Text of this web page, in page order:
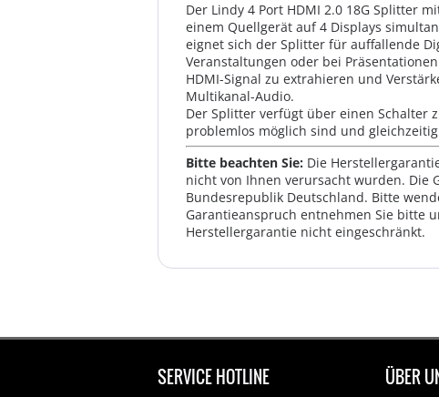
Der Lindy 4 Port HDMI 2.0 18G Splitter
einem Quellgerät auf 4 Displays
eignet sich der Splitter für auffallende
Veranstaltungen oder bei
HDMI-Signal zu extrahieren und
Multikanal-Audio.
Der Splitter verfügt über einen Schalter
problemlos möglich sind und
Bitte beachten Sie: Die
nicht von Ihnen verursacht wurden. Die
Bundesrepublik Deutschland. Bitte
Garantieanspruch entnehmen Sie bitte
Herstellergarantie nicht eingeschränkt.
SERVICE HOTLINE ÜBER